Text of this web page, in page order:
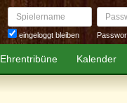
Spielername
eingeloggt bleiben
Passwort
Ehrentribüne Kalender